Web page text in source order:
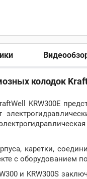
колодок
KRW300E
каретки,
с оборудованием
и KRW300S